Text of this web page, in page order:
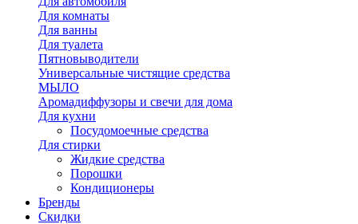
Для комнаты
Для ванны
Для туалета
Пятновыводители
Универсальные чистящие средства
МЫЛО
Аромадиффузоры и свечи для дома
Для кухни
Посудомоечные средства
Для стирки
Жидкие средства
Порошки
Кондиционеры
Бренды
Скидки